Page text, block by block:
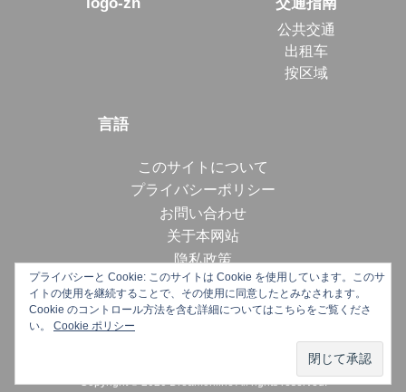
公共交通
出租车
按区域
言語
このサイトについて
プライバシーポリシー
お問い合わせ
关于本网站
隐私政策
联系我们
About this site
プライバシーと Cookie: このサイトは Cookie を使用しています。このサ
イトの使用を継続することで、その使用に同意したとみなされます。
Cookie のコントロール方法を含む詳細についてはこちらをご覧くださ
い。 Cookie ポリシー
プライバシーと Cookie: このサイトは Cookie を使用しています。このサ
イトの使用を継続することで、その使用に同意したとみなされます。
Cookie のコントロール方法を含む詳細についてはこちらをご覧くださ
い。 Cookie ポリシー
Copyright © 2020 Dreamonline All rights reserved.
プライバシーと Cookie: このサイトは Cookie を使用しています。このサ
イトの使用を継続することで、その使用に同意したとみなされます。
Cookie のコントロール方法を含む詳細についてはこちらをご覧くださ
い。 Cookie ポリシー